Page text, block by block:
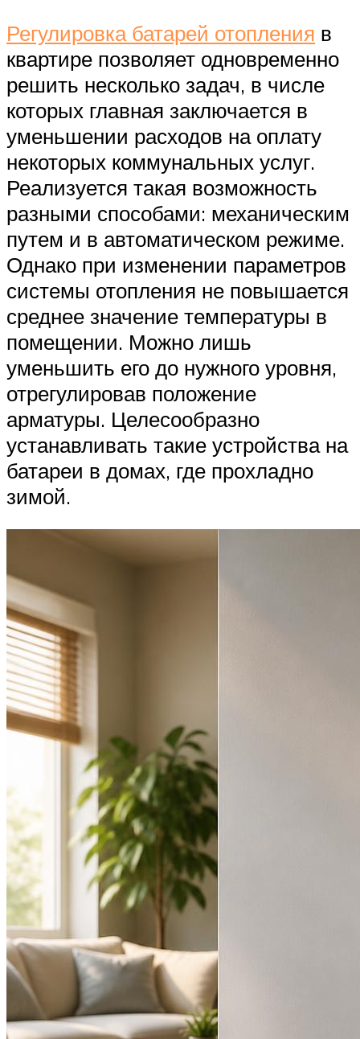
Регулировка батарей отопления в
квартире позволяет одновременно
решить несколько задач, в числе
которых главная заключается в
уменьшении расходов на оплату
некоторых коммунальных услуг.
Реализуется такая возможность
разными способами: механическим
путем и в автоматическом режиме.
Однако при изменении параметров
системы отопления не повышается
среднее значение температуры в
помещении. Можно лишь
уменьшить его до нужного уровня,
отрегулировав положение
арматуры. Целесообразно
устанавливать такие устройства на
батареи в домах, где прохладно
зимой.